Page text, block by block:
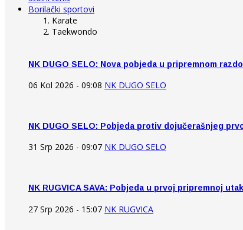
Borilački sportovi
Karate
Taekwondo
NK DUGO SELO: Nova pobjeda u pripremnom
06 Kol 2026 - 09:08 NK DUGO SELO
NK DUGO SELO: Pobjeda protiv dojučerašnjeg
31 Srp 2026 - 09:07 NK DUGO SELO
NK RUGVICA SAVA: Pobjeda u prvoj pripremnoj
27 Srp 2026 - 15:07 NK RUGVICA